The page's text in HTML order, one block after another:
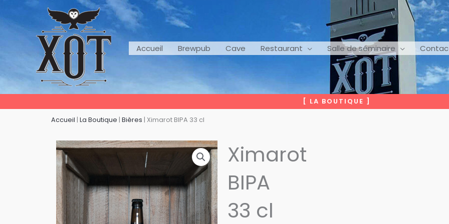
Accueil
Brewpub Cave Restaurant Salle de séminaire
[ LA BOUTIQUE ]
Accueil | La Boutique | Bières | Ximarot BIPA 33 cl
Ximarot
BIPA
33 cl